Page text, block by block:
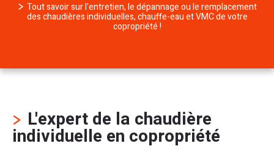
Tout savoir sur l'entretien, le dépannage ou le remplacement
des chaudières individuelles, chauffe-eau et VMC de votre
copropriété !
L'expert de la chaudière
individuelle en copropriété